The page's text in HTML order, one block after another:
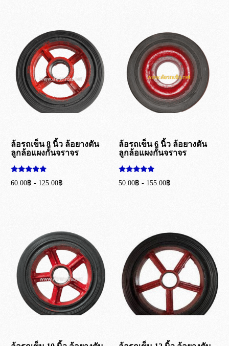
ล้อรถเข็น 8 นิ้ว ล้อยางตัน
ลูกล้อแผงกั้นจราจร
ให้คะแนน
5.00
60.00฿ - 125.00฿
ล้อรถเข็น 6 นิ้ว ล้อยางตัน
ลูกล้อแผงกั้นจราจร
ให้คะแนน
5.00
50.00฿ - 155.00฿